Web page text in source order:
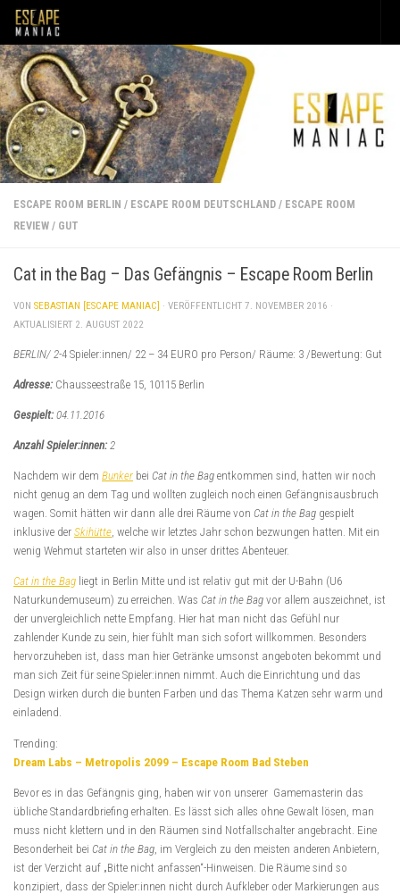
Unter dem Inhalt
ESCAPE ROOM BERLIN / ESCAPE ROOM DEUTSCHLAND / ESCAPE ROOM
REVIEW / GUT
Cat in the Bag – Das Gefängnis – Escape Room Berlin
VON SEBASTIAN [ESCAPE MANIAC] · VERÖFFENTLICHT 7. NOVEMBER 2016 ·
AKTUALISIERT 2. AUGUST 2022
BERLIN/ 2-4 Spieler:innen/ 22 – 34 EURO pro Person/ Räume: 3 /Bewertung: Gut
Adresse: Chausseestraße 15, 10115 Berlin
Gespielt: 04.11.2016
Anzahl Spieler:innen: 2
Nachdem wir dem Bunker bei Cat in the Bag entkommen sind, hatten wir noch
nicht genug an dem Tag und wollten zugleich noch einen Gefängnisausbruch
wagen. Somit hätten wir dann alle drei Räume von Cat in the Bag gespielt
inklusive der Skihütte, welche wir letztes Jahr schon bezwungen hatten. Mit ein
wenig Wehmut starteten wir also in unser drittes Abenteuer.
Cat in the Bag liegt in Berlin Mitte und ist relativ gut mit der U-Bahn (U6
Naturkundemuseum) zu erreichen. Was Cat in the Bag vor allem auszeichnet, ist
der unvergleichlich nette Empfang. Hier hat man nicht das Gefühl nur
zahlender Kunde zu sein, hier fühlt man sich sofort willkommen. Besonders
hervorzuheben ist, dass man hier Getränke umsonst angeboten bekommt und
man sich Zeit für seine Spieler:innen nimmt. Auch die Einrichtung und das
Design wirken durch die bunten Farben und das Thema Katzen sehr warm und
einladend.
Trending:
Dream Labs – Metropolis 2099 – Escape Room Bad Steben
Bevor es in das Gefängnis ging, haben wir von unserer Gamemasterin das
übliche Standardbriefing erhalten. Es lässt sich alles ohne Gewalt lösen, man
muss nicht klettern und in den Räumen sind Notfallschalter angebracht. Eine
Besonderheit bei Cat in the Bag , im Vergleich zu den meisten anderen Anbietern,
ist der Verzicht auf „Bitte nicht anfassen“-Hinweisen. Die Räume sind so
konzipiert, dass der Spieler:innen nicht durch Aufkleber oder Markierungen aus